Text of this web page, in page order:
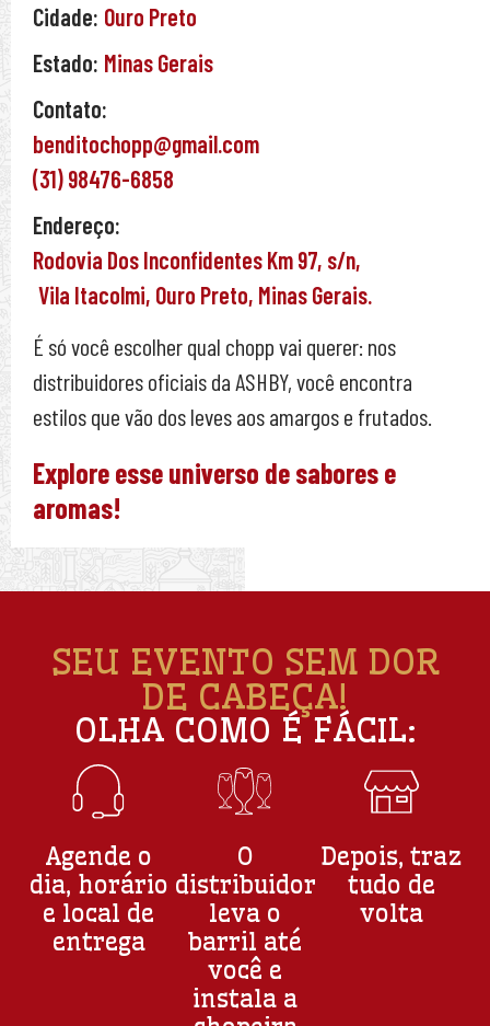
Cidade: Ouro Preto
Estado: Minas Gerais
Contato:
benditochopp@gmail.com
(31) 98476-6858
Endereço:
Rodovia Dos Inconfidentes Km 97, s/n,
Vila Itacolmi, Ouro Preto, Minas Gerais.
É só você escolher qual chopp vai querer: nos
distribuidores oficiais da ASHBY, você encontra
estilos que vão dos leves aos amargos e frutados.
Explore esse universo de sabores e
aromas!
SEU EVENTO SEM DOR
DE CABEÇA!
OLHA COMO É FÁCIL:
Agende o
dia, horário
e local de
entrega
O
distribuidor
leva o
barril até
você e
instala a
Depois, traz
tudo de
volta